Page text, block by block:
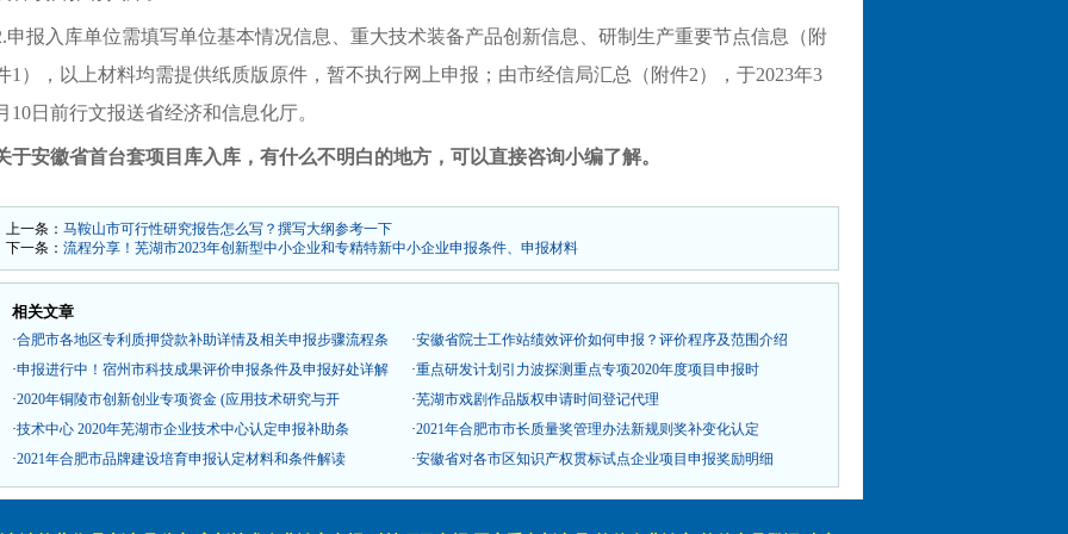
申报入库单位需填写单位基本情况信息、重大技术装备产品创新信息、研制生产重要节点信息（附
1 ），以上材料均需提供纸质版原件，暂不执行网上申报；由市经信局汇总（附件2），于2023年3
10日前行文报送省经济和信息化厅。
于安徽省首台套项目库入库 ，有什么不明白的地方，可以直接咨询小编了解。
上一条： 马鞍山市可行性研究报告怎么写？撰写大纲参考一下
下一条： 流程分享！芜湖市2023年创新型中小企业和专精特新中小企业申报条件、申报材料
相关文章
·合肥市各地区专利质押贷款补助详情及相关申报步骤流程条
·申报进行中！宿州市科技成果评价申报条件及申报好处详解
·2020年铜陵市创新创业专项资金 (应用技术研究与开
·技术中心 2020年芜湖市企业技术中心认定申报补助条
·2021年合肥市品牌建设培育申报认定材料和条件解读
·安徽省院士工作站绩效评价如何申报？评价程序及范围介绍
·重点研发计划引力波探测重点专项2020年度项目申报时
·芜湖市戏剧作品版权申请时间登记代理
·2021年合肥市市长质量奖管理办法新规则奖补变化认定
·安徽省对各市区知识产权贯标试点企业项目申报奖励明细